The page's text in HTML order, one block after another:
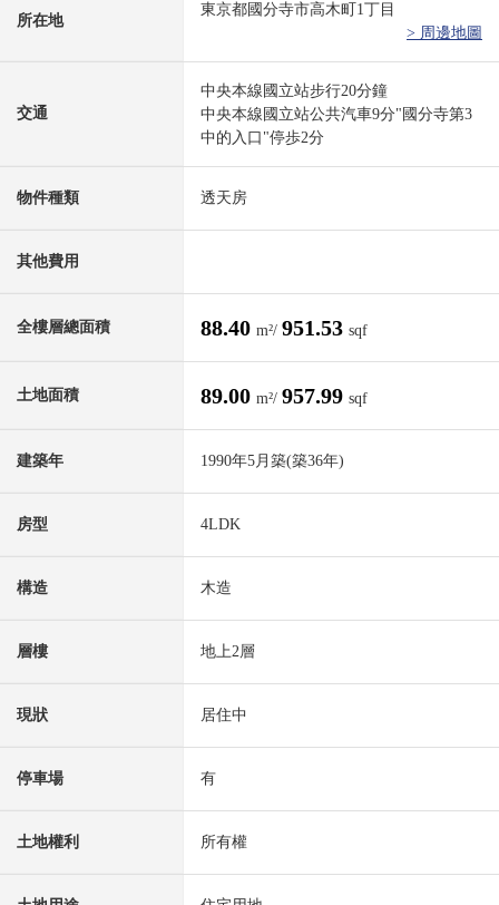
所在地
東京都國分寺市高木町1丁目
> 周邊地圖
交通
中央本線國立站步行20分鐘
中央本線國立站公共汽車9分"國分寺第3
中的入口"停歩2分
物件種類 透天房
其他費用
全樓層總面積 88.40 m²/ 951.53 sqf
土地面積 89.00 m²/ 957.99 sqf
建築年 1990年5月築(築36年)
房型 4LDK
構造 木造
層樓 地上2層
現狀 居住中
停車場 有
土地權利 所有權